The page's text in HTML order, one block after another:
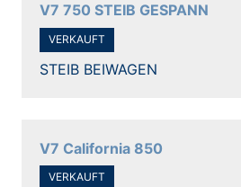
V7 750 STEIB GESPANN
VERKAUFT
STEIB BEIWAGEN
V7 California 850
VERKAUFT